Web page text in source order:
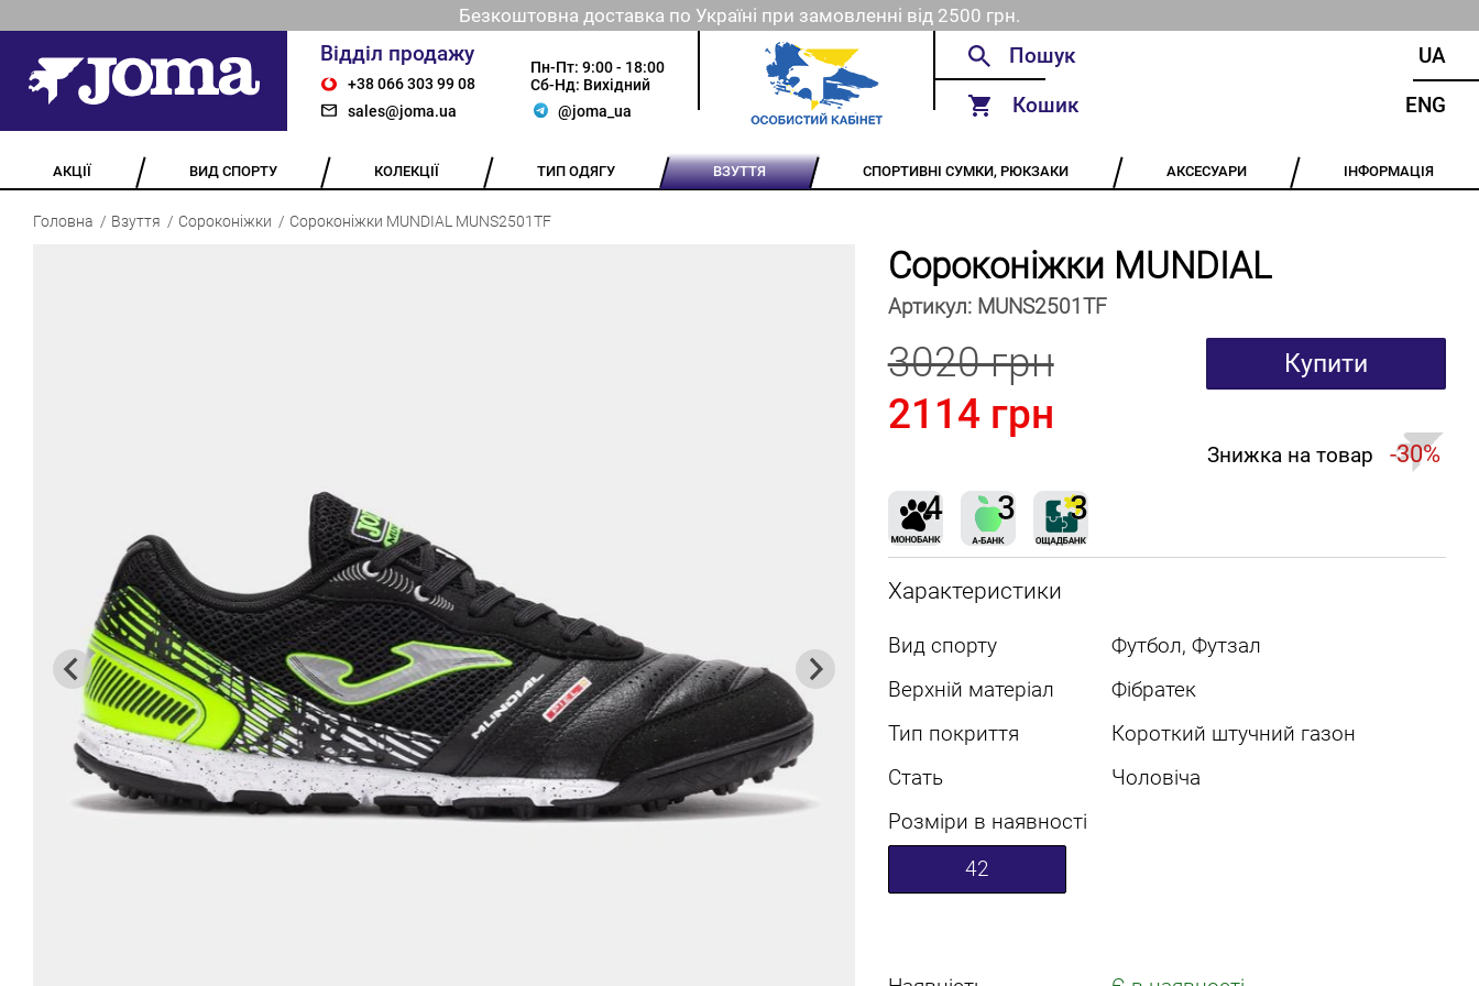
Безкоштовна доставка по Україні при замовленні від 2500 грн.
Відділ продажу
+38 066 303 99 08
sales@joma.ua
Пн-Пт: 9:00 - 18:00
Сб-Нд: Вихідний
@joma_ua
Кошик
UA
ENG
АКЦІЇ ВИД СПОРТУ КОЛЕКЦІЇ ТИП ОДЯГУ ВЗУТТЯ СПОРТИВНІ СУМКИ, РЮКЗАКИ АКСЕСУАРИ ІНФОРМАЦІЯ
Головна Взуття Сороконіжки Сороконіжки MUNDIAL MUNS2501TF
Сороконіжки MUNDIAL
Артикул: MUNS2501TF
3020 грн
2114 грн
Купити
Знижка на товар -30%
Характеристики
Вид спорту
Футбол, Футзал
Верхній матеріал
Фібратек
Тип покриття
Короткий штучний газон
Стать
Чоловіча
Розміри в наявності
42